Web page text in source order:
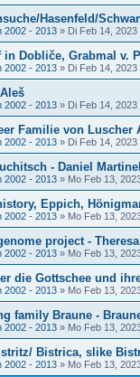
Hasenfeld/
2002 - 2013 » Di Feb 14, 2023
in Dobliče, Grabmal v.
2002 - 2013 » Di Feb 14, 2023
2002 - 2013 » Di Feb 14, 2023
Familie von Luscher
2002 - 2013 » Di Feb 14, 2023
- Daniel
2002 - 2013 » Mo Feb 13,
Eppich,
2002 - 2013 » Mo Feb 13,
project -
2002 - 2013 » Mo Feb 13,
die Gottschee und
2002 - 2013 » Mo Feb 13,
family Braune -
2002 - 2013 » Mo Feb 13,
Bistrica, slike
2002 - 2013 » Mo Feb 13,